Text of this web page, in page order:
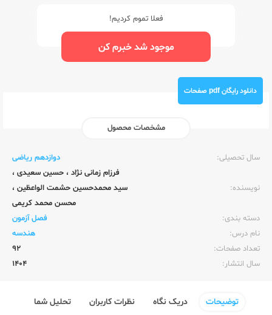
فعلا تموم کردیم!
موجود شد خبرم کن
دانلود رایگان pdf صفحات
مشخصات محصول
سال تحصیلی:‌
دوازدهم ریاضی
نویسنده:‌
فرزام زمانی نژاد ، حسین سعیدی ،
سید محمدحسین حشمت الواعظین ،
محسن محمد کریمی
دسته بندی:
فصل آزمون
نام درس:
هندسه
تعداد صفحات:‌
92
سال انتشار:‌
1404
توضیحات دریک نگاه نظرات کاربران تحلیل شما